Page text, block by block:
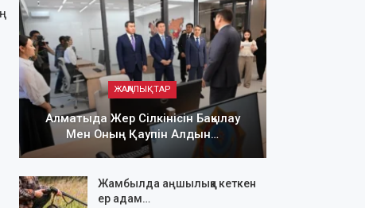
ЖАҢАЛЫҚТАР
Алматыда Жер Сілкінісін Бақылау
Мен Оның Қаупін Алдын…
Жамбылда аңшылыққа кеткен
ер адам…